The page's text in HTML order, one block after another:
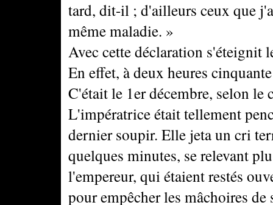
tard, dit-il ; d'ailleurs ceux que
même maladie. »
Avec cette déclaration s'éteignit
En effet, à deux heures
C'était le 1er décembre, selon le
L'impératrice était tellement
dernier soupir. Elle jeta un cri
quelques minutes, se relevant
l'empereur, qui étaient restés
pour empêcher les mâchoires